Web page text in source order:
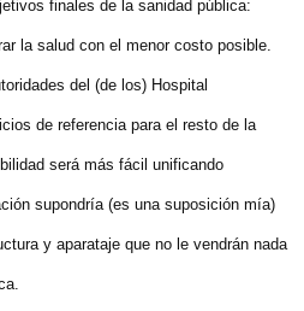
finales de la sanidad pública:
la salud con el menor costo posible.
del (de los) Hospital
de referencia para el resto de la
será más fácil unificando
supondría (es una suposición mía)
y aparataje que no le vendrán nada